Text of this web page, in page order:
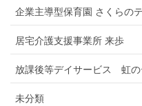
企業主導型保育園 さくらの
居宅介護支援事業所 来歩
放課後等デイサービス 虹の
未分類